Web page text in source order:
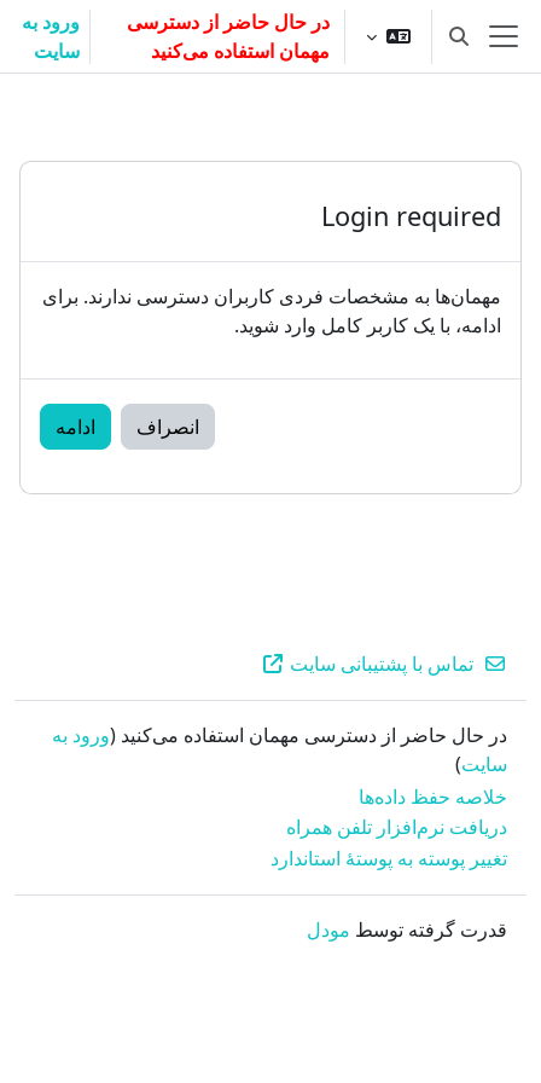
پرش به محتوای اصلی
پنل کناری
Toggle search input
در حال حاضر از دسترسی
مهمان استفاده می‌کنید
ورود به
سایت
Login required
مهمان‌ها به مشخصات فردی کاربران دسترسی ندارند. برای
ادامه، با یک کاربر کامل وارد شوید.
انصراف ادامه
تماس با پشتیبانی سایت
در حال حاضر از دسترسی مهمان استفاده می‌کنید (ورود به
سایت)
خلاصه حفظ داده‌ها
دریافت نرم‌افزار تلفن همراه
تغییر پوسته به پوستهٔ استاندارد
قدرت گرفته توسط مودل